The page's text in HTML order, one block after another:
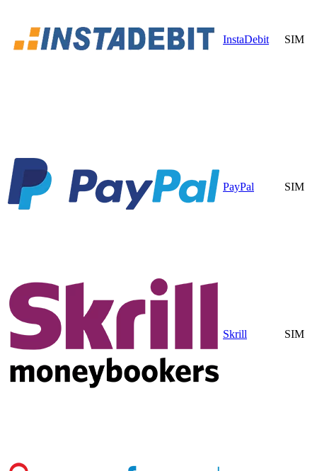
InstaDebit SIM
PayPal SIM
Skrill SIM